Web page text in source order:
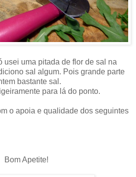
usei uma pitada de flor de sal na
sal algum. Pois grande parte
bastante sal.
para lá do ponto.
o apoia e qualidade dos seguintes
Bom Apetite!